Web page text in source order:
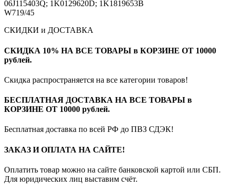
06J115403Q; 1K0129620D; 1K1819653B
W719/45
СКИДКИ и ДОСТАВКА
СКИДКА 10% НА ВСЕ ТОВАРЫ в КОРЗИНЕ ОТ 10000
рублей.
Скидка распространяется на все категории товаров!
БЕСПЛАТНАЯ ДОСТАВКА НА ВСЕ ТОВАРЫ в
КОРЗИНЕ ОТ 10000 рублей.
Бесплатная доставка по всей РФ до ПВЗ СДЭК!
ЗАКАЗ И ОПЛАТА НА САЙТЕ!
Оплатить товар можно на сайте банковской картой или СБП.
Для юридических лиц выставим счёт.